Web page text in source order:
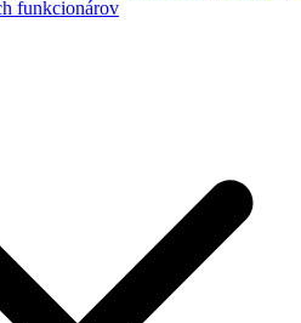
funkcionárov